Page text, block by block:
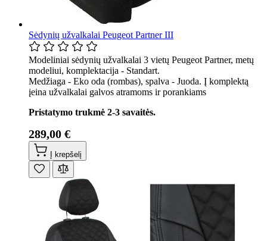
Sėdynių užvalkalai Peugeot Partner III
Modeliniai sėdynių užvalkalai 3 vietų Peugeot Partner, metų
modeliui, komplektacija - Standart.
Medžiaga - Eko oda (rombas), spalva - Juoda. Į komplektą
įeina užvalkalai galvos atramoms ir porankiams
Pristatymo trukmė 2-3 savaitės.
289,00 €
Į krepšelį